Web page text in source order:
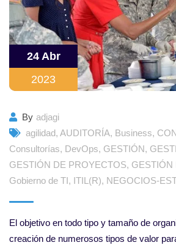
24 Abr
2023
By adjagi
agilidad, AUDITORÍA, Business,
Consultorías, DevOps, GESTIÓN,
GESTIÓN DE PROYECTOS, GESTIÓN
Gobierno de TI, ITIL(R), NEGOCIOS-
El objetivo en todo tipo y tamaño de
creación de numerosos tipos de valor